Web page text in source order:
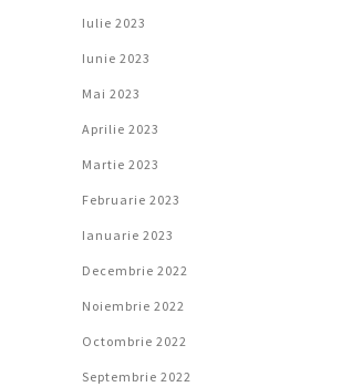
Iulie 2023
Iunie 2023
Mai 2023
Aprilie 2023
Martie 2023
Februarie 2023
Ianuarie 2023
Decembrie 2022
Noiembrie 2022
Octombrie 2022
Septembrie 2022